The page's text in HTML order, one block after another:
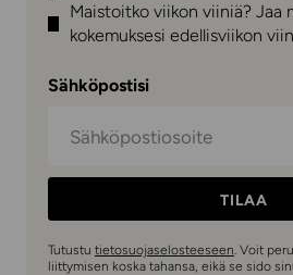
Maistoitko viikon viiniä? Jaa
kokemuksesi edellisviikon
Sähköpostisi
TILAA
Tutustu tietosuojaselosteeseen. Voit
liittymisen koska tahansa, eikä se sido